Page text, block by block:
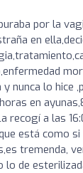
por la
en
nunca lo hice
en
a las
está como si
tremenda,
de